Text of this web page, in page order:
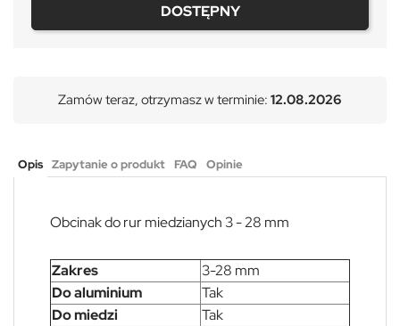
DOSTĘPNY
Zamów teraz, otrzymasz w terminie: 12.08.2026
Opis Zapytanie o produkt FAQ Opinie
Obcinak do rur miedzianych 3 - 28 mm
Zakres
3-28 mm
Do aluminium
Tak
Do miedzi
Tak